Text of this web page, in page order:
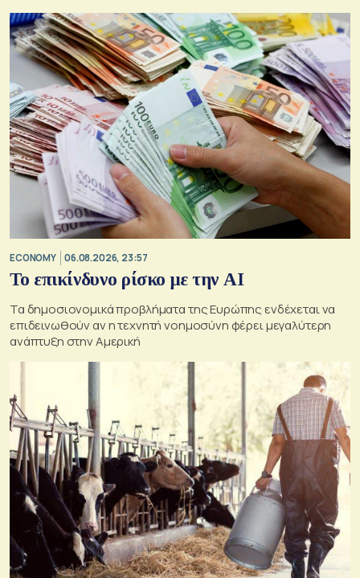
ECONOMY 06.08.2026, 23:57
Το επικίνδυνο ρίσκο με την ΑΙ
Τα δημοσιονομικά προβλήματα της Ευρώπης ενδέχεται να
επιδεινωθούν αν η τεχνητή νοημοσύνη φέρει μεγαλύτερη
ανάπτυξη στην Αμερική